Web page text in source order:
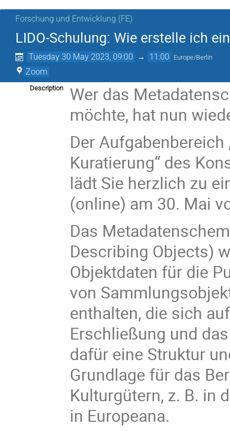
Forschung und Entwicklung (FE)
LIDO-Schulung: Wie erstelle ich
Tuesday 30 May 2023, 09:00 → 11:00 Europe/Berlin
Zoom
Description
Wer das
möchte, hat nun
Der
Kuratierung“ des
lädt Sie herzlich zu
(online) am 30. Mai
Das
Describing Objects)
Objektdaten für die
von
enthalten, die sich
Erschließung und
dafür eine Struktur
Grundlage für das
Kulturgütern, z. B. in
in Europeana.